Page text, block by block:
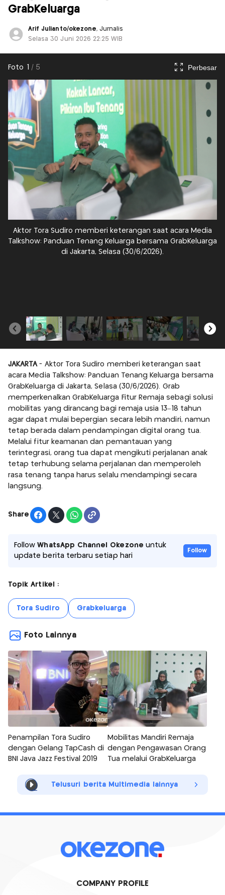
GrabKeluarga
Arif Julianto/okezone, Jurnalis
Selasa 30 Juni 2026 22:25 WIB
Foto 1 / 5 Perbesar
Aktor Tora Sudiro memberi keterangan saat acara Media
Talkshow: Panduan Tenang Keluarga bersama GrabKeluarga
di Jakarta, Selasa (30/6/2026).
JAKARTA - Aktor Tora Sudiro memberi keterangan saat
acara Media Talkshow: Panduan Tenang Keluarga bersama
GrabKeluarga di Jakarta, Selasa (30/6/2026). Grab
memperkenalkan GrabKeluarga Fitur Remaja sebagi solusi
mobilitas yang dirancang bagi remaja usia 13–18 tahun
agar dapat mulai bepergian secara lebih mandiri, namun
tetap berada dalam pendampingan digital orang tua.
Melalui fitur keamanan dan pemantauan yang
terintegrasi, orang tua dapat mengikuti perjalanan anak
tetap terhubung selama perjalanan dan memperoleh
rasa tenang tanpa harus selalu mendampingi secara
langsung.
Share
FollowWhatsApp Channel Okezone untuk
update berita terbaru setiap hari
Follow
Topik Artikel :
Tora Sudiro Grabkeluarga
Foto Lainnya
Penampilan Tora Sudiro
dengan Gelang TapCash di
BNI Java Jazz Festival 2019
Mobilitas Mandiri Remaja
dengan Pengawasan Orang
Tua melalui GrabKeluarga
Telusuri berita Multimedia lainnya
COMPANY PROFILE